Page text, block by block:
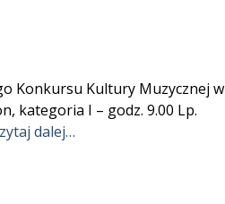
Konkursu Kultury Muzycznej w
kategoria I – godz. 9.00 Lp.
dalej…